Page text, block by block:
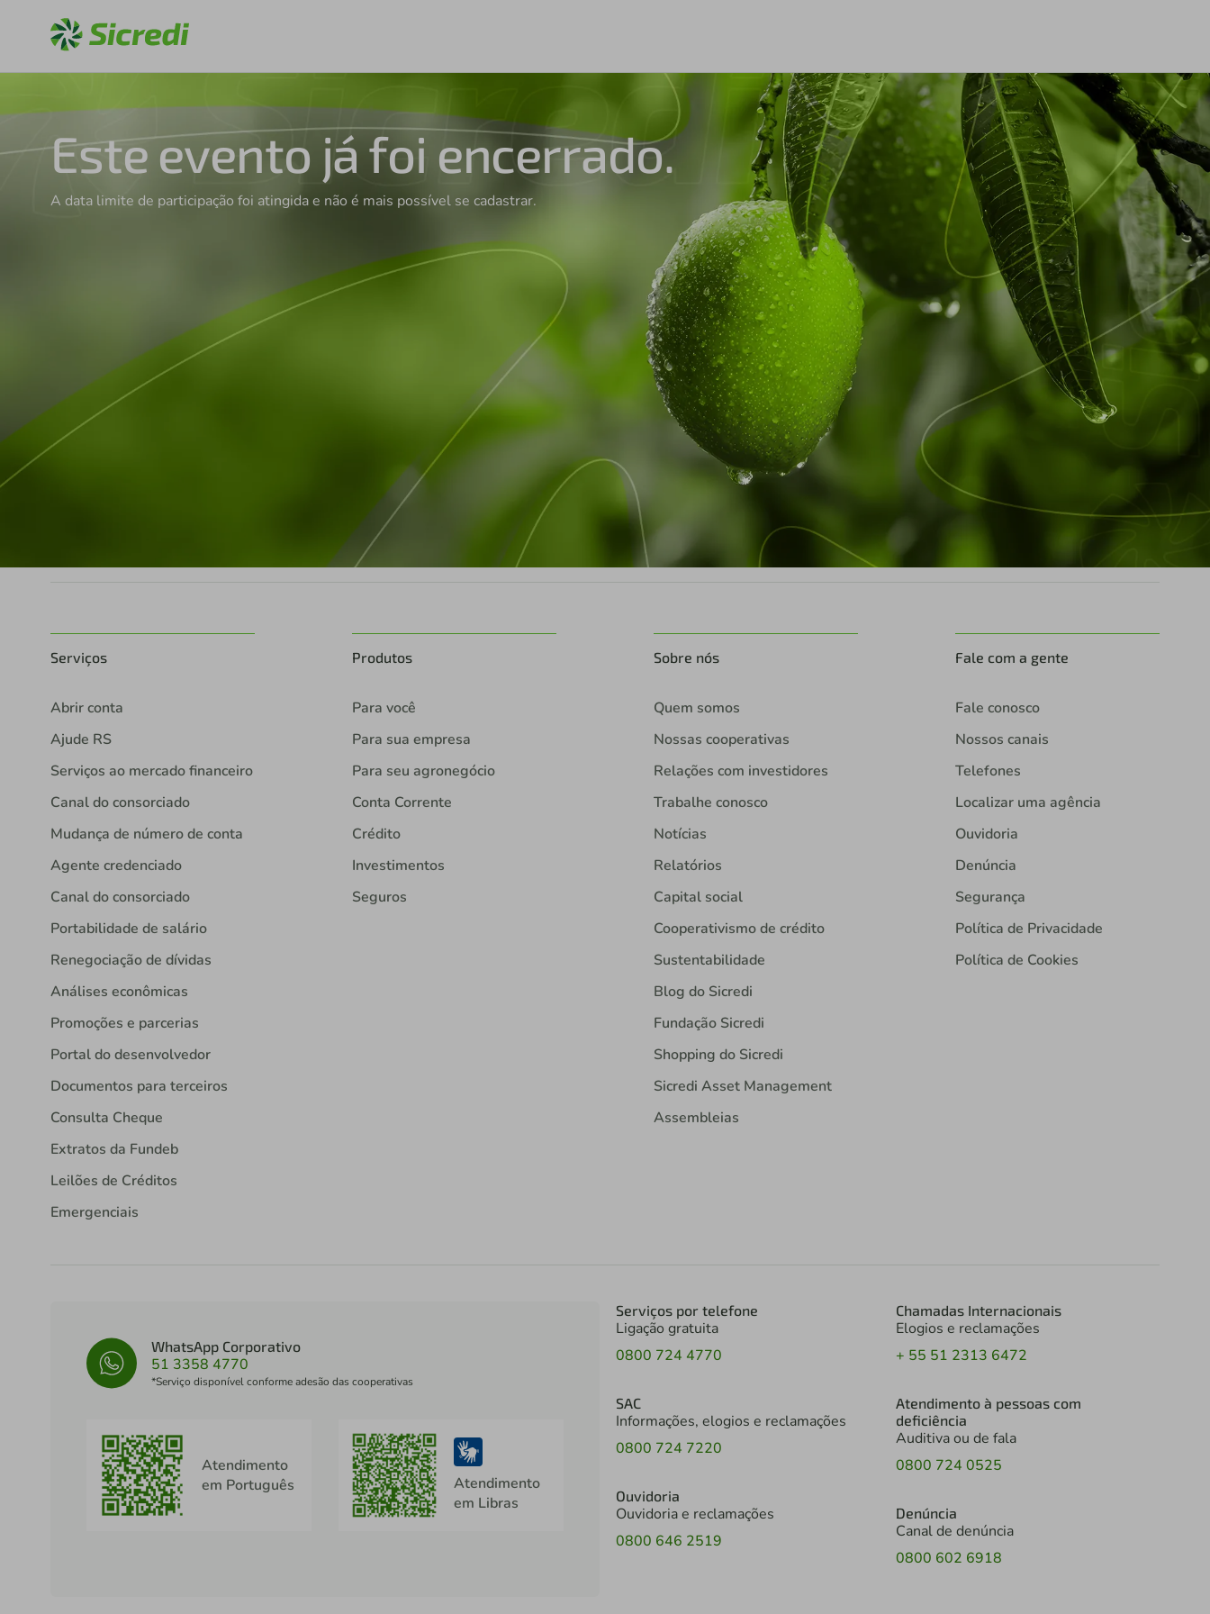
Este evento já foi encerrado.
A data limite de participação foi atingida e não é mais possível se cadastrar.
Serviços
Abrir conta
Ajude RS
Serviços ao mercado financeiro
Canal do consorciado
Mudança de número de conta
Agente credenciado
Canal do consorciado
Portabilidade de salário
Renegociação de dívidas
Análises econômicas
Promoções e parcerias
Portal do desenvolvedor
Documentos para terceiros
Consulta Cheque
Extratos da Fundeb
Leilões de Créditos
Emergenciais
Produtos
Para você
Para sua empresa
Para seu agronegócio
Conta Corrente
Crédito
Investimentos
Seguros
Sobre nós
Quem somos
Nossas cooperativas
Relações com investidores
Trabalhe conosco
Notícias
Relatórios
Capital social
Cooperativismo de crédito
Sustentabilidade
Blog do Sicredi
Fundação Sicredi
Shopping do Sicredi
Sicredi Asset Management
Assembleias
Fale com a gente
Fale conosco
Nossos canais
Telefones
Localizar uma agência
Ouvidoria
Denúncia
Segurança
Política de Privacidade
Política de Cookies
WhatsApp Corporativo
51 3358 4770
*Serviço disponível conforme adesão das cooperativas
Atendimento
em Português
Atendimento
em Libras
Serviços por telefone
Ligação gratuita
0800 724 4770
SAC
Informações, elogios e reclamações
0800 724 7220
Ouvidoria
Ouvidoria e reclamações
0800 646 2519
Chamadas Internacionais
Elogios e reclamações
+ 55 51 2313 6472
Atendimento à pessoas com
deficiência
Auditiva ou de fala
0800 724 0525
Denúncia
Canal de denúncia
0800 602 6918